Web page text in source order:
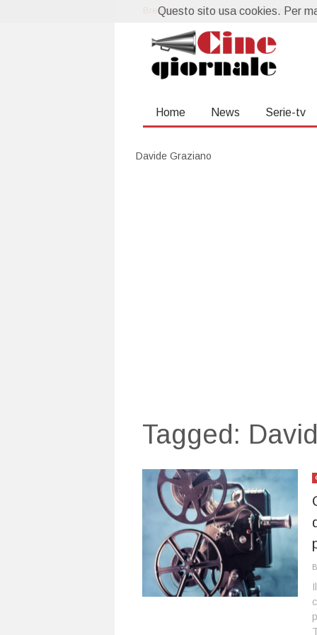
Breaking:
La prossima settimana al
Home News Serie-tv
Davide Graziano
Tagged:
Questo sito usa cookies. Per